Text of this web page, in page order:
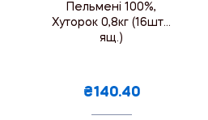
Пельмені 100%,
Хуторок 0,8кг (16шт./
ящ.)
₴140.40